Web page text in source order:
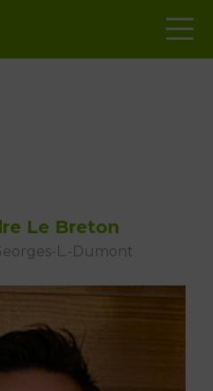
Le Breton
L.-Dumont